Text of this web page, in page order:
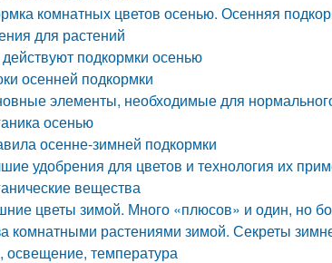
комнатных цветов осенью. Осенняя
для растений
действуют подкормки осенью
осенней подкормки
элементы, необходимые для
осенью
осенне-зимней подкормки
удобрения для цветов и технология их
вещества
цветы зимой. Много «плюсов» и один, но
комнатными растениями зимой. Секреты
освещение, температура